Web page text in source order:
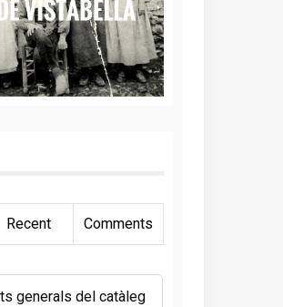
Recent Comments
generals del catàleg